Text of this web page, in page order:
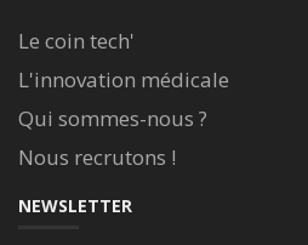
Le coin tech'
L'innovation médicale
Qui sommes-nous ?
Nous recrutons !
NEWSLETTER